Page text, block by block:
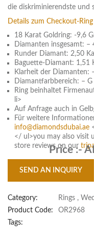
die diskriminierendste und
Details zum Checkout-
18 Karat Goldring: -9,6
Diamanten insgesamt:
Runder Diamant: 2,50
Baguette-Diamant: 1,51
Klarheit der Diamanten:
Diamantfarbbereich: –
Ring beinhaltet
li>
Auf Anfrage auch in
Für weitere
info@diamondsdubai.ae
</ ul>you may also visit
store reviews on our
Price :-
SEND AN INQUIRY
Category: Rings ,
Product Code:
OR2968
Tags: